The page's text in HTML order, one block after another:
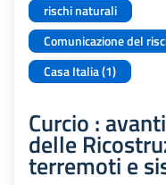
rischi naturali
Comunicazione del
Casa Italia (1)
Curcio :
delle
terremoti e